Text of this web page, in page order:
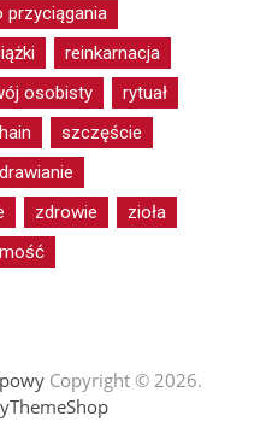
przyciągania
reinkarnacja
osobisty
rytuał
szczęście
zdrowie
zioła
Copyright © 2026.